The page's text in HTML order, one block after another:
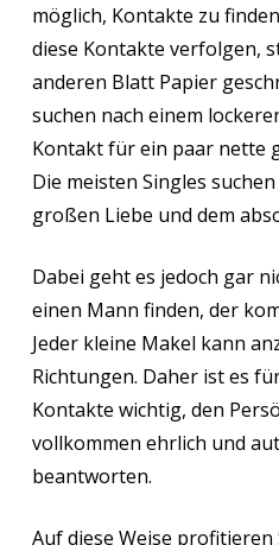
möglich, Kontakte zu
diese Kontakte verfolgen,
anderen Blatt Papier
suchen nach einem
Kontakt für ein paar nette
Die meisten Singles
großen Liebe und dem
Dabei geht es jedoch gar
einen Mann finden, der
Jeder kleine Makel kann
Richtungen. Daher ist es
Kontakte wichtig, den
vollkommen ehrlich und
beantworten.
Auf diese Weise profitieren